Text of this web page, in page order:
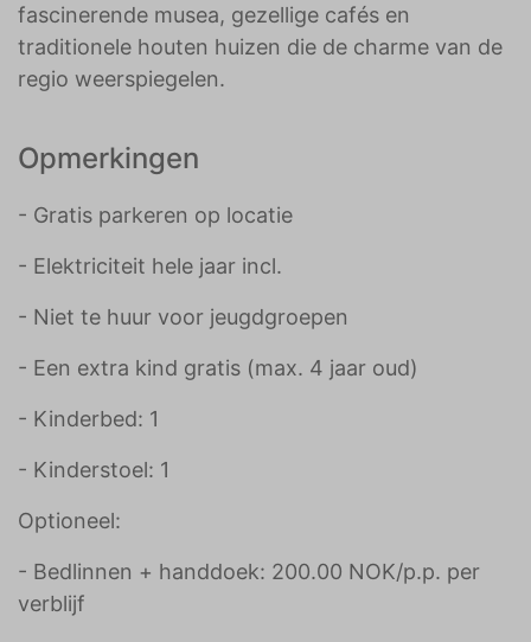
fascinerende musea, gezellige cafés en
traditionele houten huizen die de charme van de
regio weerspiegelen.
Opmerkingen
- Gratis parkeren op locatie
- Elektriciteit hele jaar incl.
- Niet te huur voor jeugdgroepen
- Een extra kind gratis (max. 4 jaar oud)
- Kinderbed: 1
- Kinderstoel: 1
Optioneel:
- Bedlinnen + handdoek: 200.00 NOK/p.p. per
verblijf